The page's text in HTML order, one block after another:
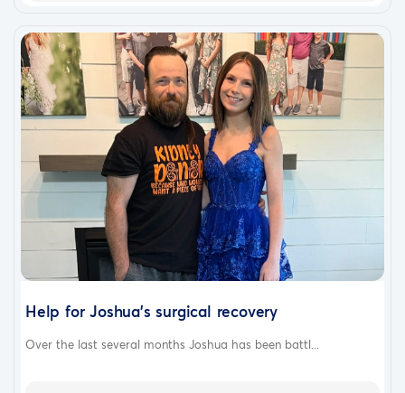
Help for Joshua’s surgical recovery
Over the last several months Joshua has been battl...